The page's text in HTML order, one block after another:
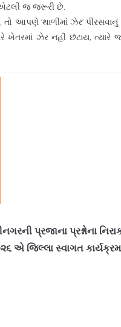
એટલી જ જરૂરી છે.
આપણે ‘થાળીમાં ઝેર’
ખેતરમાં ઝેર નહીં છંટાય,
પ્રજાના પ્રશ્નોના
એ જિલ્લા સ્વાગત